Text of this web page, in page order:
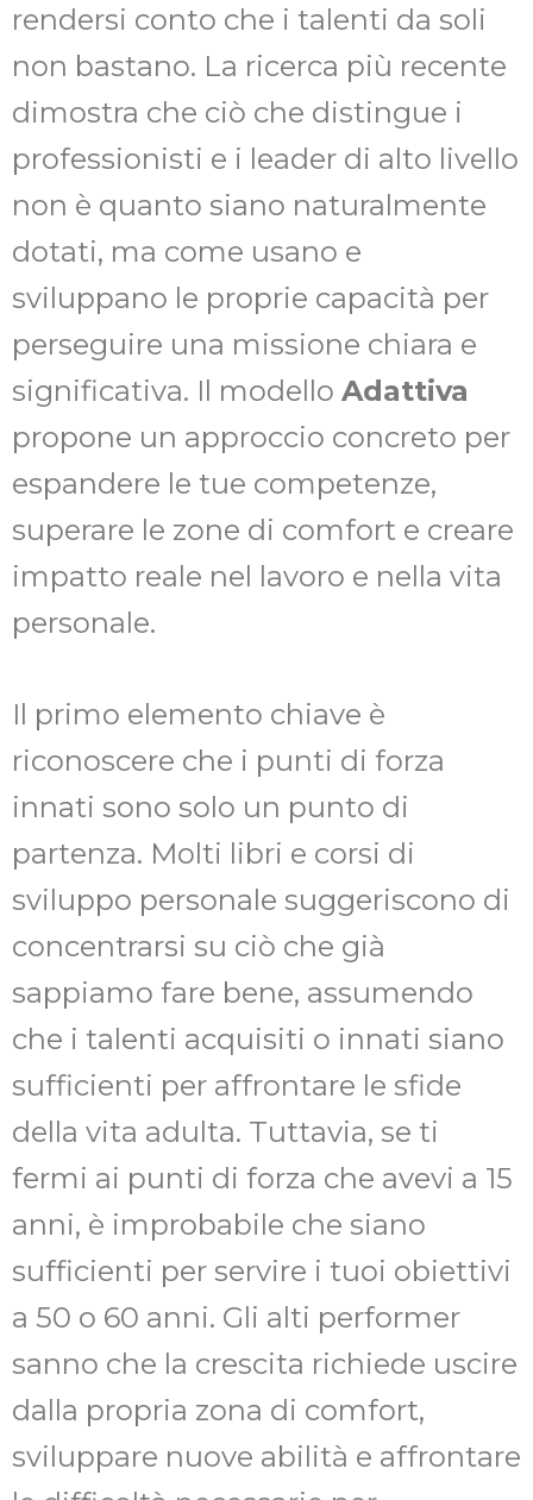
rendersi conto che i talenti da soli
non bastano. La ricerca più recente
dimostra che ciò che distingue i
professionisti e i leader di alto livello
non è quanto siano naturalmente
dotati, ma come usano e
sviluppano le proprie capacità per
perseguire una missione chiara e
significativa. Il modello Adattiva
propone un approccio concreto per
espandere le tue competenze,
superare le zone di comfort e creare
impatto reale nel lavoro e nella vita
personale.
Il primo elemento chiave è
riconoscere che i punti di forza
innati sono solo un punto di
partenza. Molti libri e corsi di
sviluppo personale suggeriscono di
concentrarsi su ciò che già
sappiamo fare bene, assumendo
che i talenti acquisiti o innati siano
sufficienti per affrontare le sfide
della vita adulta. Tuttavia, se ti
fermi ai punti di forza che avevi a 15
anni, è improbabile che siano
sufficienti per servire i tuoi obiettivi
a 50 o 60 anni. Gli alti performer
sanno che la crescita richiede uscire
dalla propria zona di comfort,
sviluppare nuove abilità e affrontare